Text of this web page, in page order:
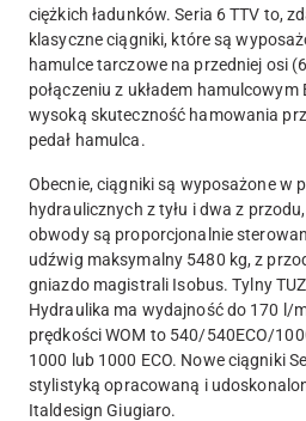
ciężkich ładunków. Seria 6 TTV to,
klasyczne ciągniki, które są
hamulce tarczowe na przedniej osi
połączeniu z układem
wysoką skuteczność hamowania
pedał hamulca.
Obecnie, ciągniki są wyposażone w
hydraulicznych z tyłu i dwa z
obwody są proporcjonalnie
udźwig maksymalny 5480 kg, z
gniazdo magistrali Isobus. Tylny
Hydraulika ma wydajność do 170 l/
prędkości WOM to 540/540ECO/
1000 lub 1000 ECO. Nowe ciągniki
stylistyką opracowaną i
Italdesign Giugiaro.